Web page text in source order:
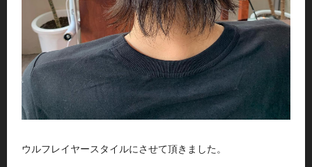
ウルフレイヤースタイルにさせて頂きました。